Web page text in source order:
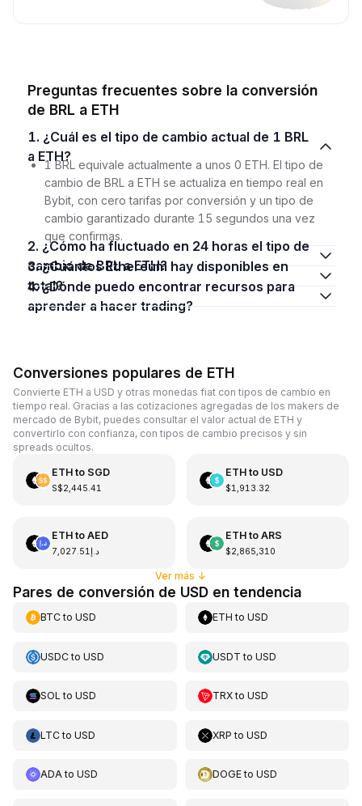
Preguntas frecuentes sobre la conversión
de BRL a ETH
1. ¿Cuál es el tipo de cambio actual de 1 BRL
a ETH?
1 BRL equivale actualmente a unos 0 ETH. El tipo de
cambio de BRL a ETH se actualiza en tiempo real en
Bybit, con cero tarifas por conversión y un tipo de
cambio garantizado durante 15 segundos una vez
que confirmas.
2. ¿Cómo ha fluctuado en 24 horas el tipo de
cambio de BRL a ETH?
3. ¿Cuántos Ethereum hay disponibles en
total?
4. ¿Dónde puedo encontrar recursos para
aprender a hacer trading?
Conversiones populares de ETH
Convierte ETH a USD y otras monedas fiat con tipos de cambio en
tiempo real. Gracias a las cotizaciones agregadas de los makers de
mercado de Bybit, puedes consultar el valor actual de ETH y
convertirlo con confianza, con tipos de cambio precisos y sin
spreads ocultos.
ETHto SGD
S$2,445.41
ETHto USD
$1,913.32
ETHto AED
د.إ7,027.51
ETHto ARS
$2,865,310
Ver más ↓
Pares de conversión de USD en tendencia
BTCto USD ETH toUSD
USDCto USD USDT toUSD
SOL to USD TRXtoUSD
LTCto USD XRP toUSD
ADAto USD DOGEtoUSD